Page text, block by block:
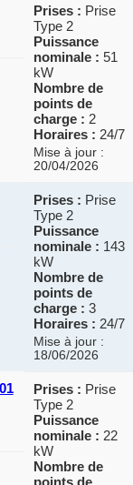
Prises : Prise
Type 2
Puissance
nominale : 51
kW
Nombre de
points de
charge : 2
Horaires : 24/7
Mise à jour :
20/04/2026
Prises : Prise
Type 2
Puissance
nominale : 143
kW
Nombre de
points de
charge : 3
Horaires : 24/7
Mise à jour :
18/06/2026
Prises : Prise
Type 2
Puissance
nominale : 22
kW
Nombre de
points de